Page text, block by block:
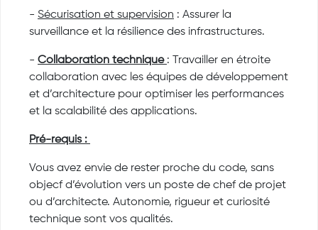
- Sécurisation et supervision : Assurer la
surveillance et la résilience des infrastructures.
- Collaboration technique : Travailler en étroite
collaboration avec les équipes de développement
et d’architecture pour optimiser les performances
et la scalabilité des applications.
Pré-requis :
Vous avez envie de rester proche du code, sans
objecf d’évolution vers un poste de chef de projet
ou d’architecte. Autonomie, rigueur et curiosité
technique sont vos qualités.